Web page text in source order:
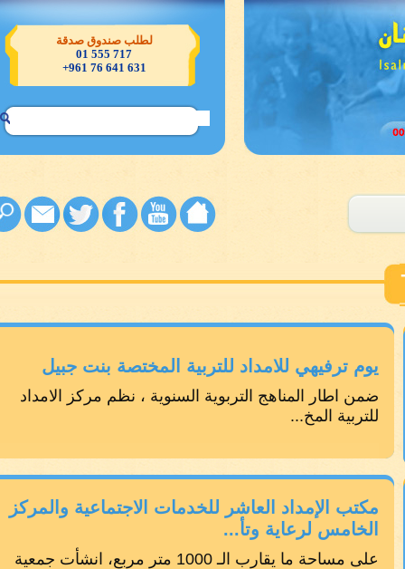
لطلب صندوق صدقة
يوم ترفيهي للامداد للتربية المختصة بنت جبيل
ضمن اطار المناهج التربوية السنوية ، نظم مركز الامداد
للتربية المخ...
مكتب الإمداد العاشر للخدمات الاجتماعية والمركز
الخامس لرعاية وتأ...
على مساحة ما يقارب الـ 1000 متر مربع، انشأت جمعية